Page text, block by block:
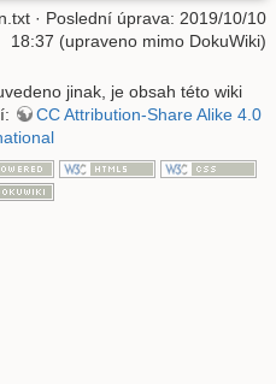
· Poslední úprava: 2019/10/10
18:37 (upraveno mimo DokuWiki)
jinak, je obsah této wiki
CC Attribution-Share Alike 4.0